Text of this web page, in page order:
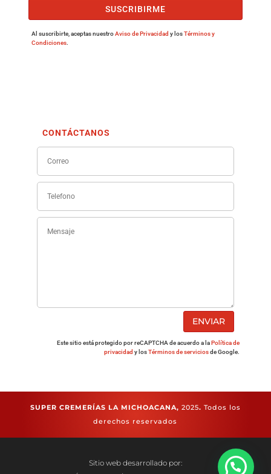
SUSCRIBIRME
Al suscribirte, aceptas nuestroAviso de Privacidad y losTérminos y
Condiciones.
CONTÁCTANOS
ENVIAR
Este sitio está protegido por reCAPTCHA de acuerdo a laPolítica de
privacidad y losTérminos de serviciosde Google.
SUPER CREMERÍAS LA MICHOACANA, 2025. Todos los
derechos reservados
Sitio web desarrollado por: